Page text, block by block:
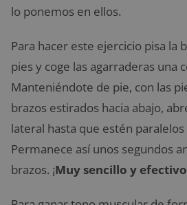
lo ponemos en ellos.
Para hacer este ejercicio pisa la
pies y coge las agarraderas una
Manteniéndote de pie, con las
brazos estirados hacia abajo,
lateral hasta que estén paralelos
Permanece así unos segundos
brazos. ¡Muy sencillo y